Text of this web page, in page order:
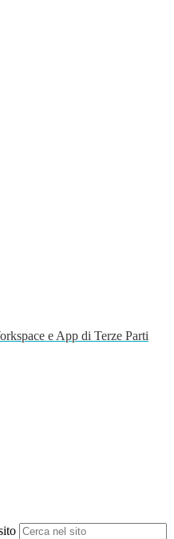
e App di Terze Parti